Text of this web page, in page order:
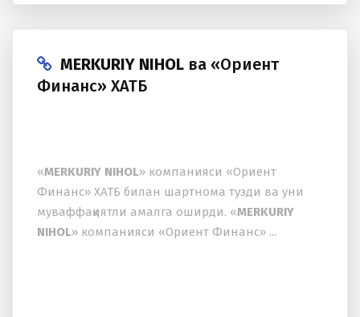
MERKURIY NIHOL ва «Ориент
Финанс» ХАТБ
«MERKURIY NIHOL» компанияси «Ориент
Финанс» ХАТБ билан шартнома тузди ва уни
муваффақиятли амалга оширди. «MERKURIY
NIHOL» компанияси «Ориент Финанс» ...